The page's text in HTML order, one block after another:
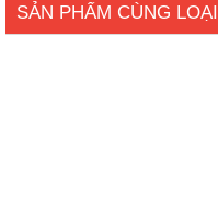
SẢN PHẨM CÙNG LOẠI